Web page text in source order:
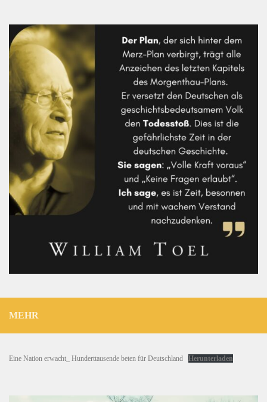
MEHR
Eine Nation erwacht_ Hunderttausende beten für Deutschland Herunterladen